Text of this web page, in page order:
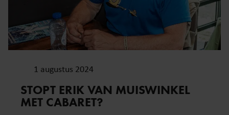
1 augustus 2024
STOPT ERIK VAN MUISWINKEL
MET CABARET?